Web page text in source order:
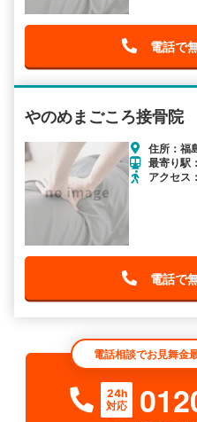
電話で
やのめまごころ接骨院
住所：福
最寄り駅
アクセス
電話で
電話相談でお見舞金
24h
対応